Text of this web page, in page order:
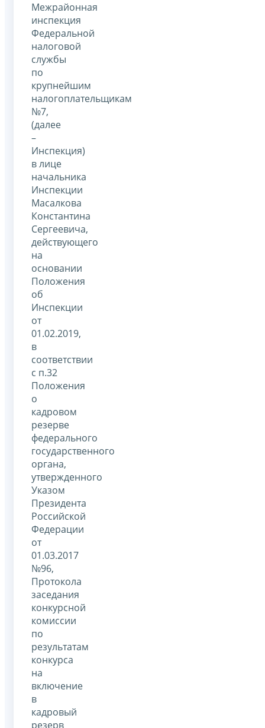
Межрайонная
инспекция
Федеральной
налоговой
службы
по
крупнейшим
налогоплательщикам
№7,
(далее
–
Инспекция)
в лице
начальника
Инспекции
Масалкова
Константина
Сергеевича,
действующего
на
основании
Положения
об
Инспекции
от
01.02.2019,
в
соответствии
с п.32
Положения
о
кадровом
резерве
федерального
государственного
органа,
утвержденного
Указом
Президента
Российской
Федерации
от
01.03.2017
№96,
Протокола
заседания
конкурсной
комиссии
по
результатам
конкурса
на
включение
в
кадровый
резерв